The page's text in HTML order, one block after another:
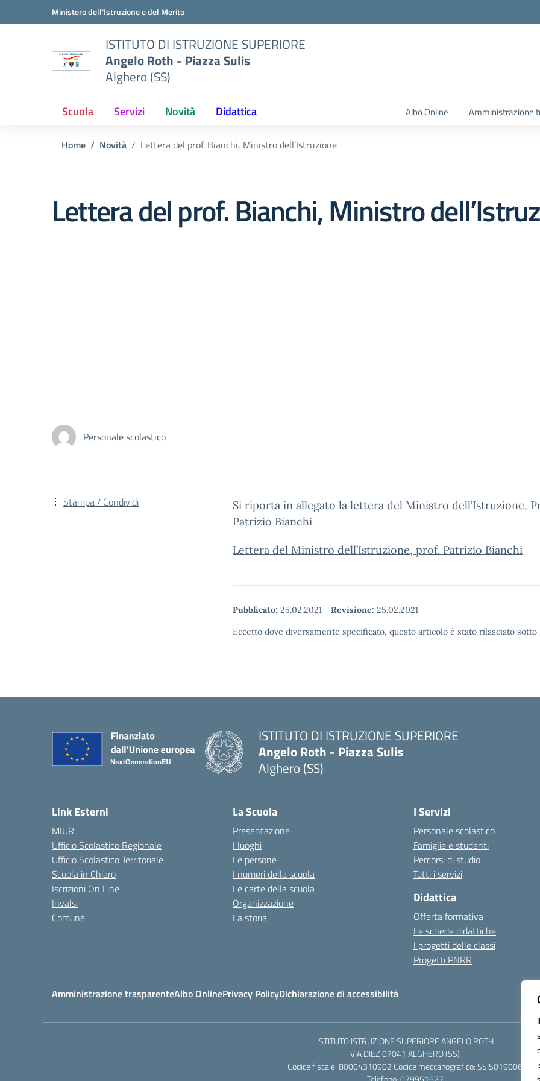
Vai ai contenuti
Vai al menu di navigazioneMinistero dell'Istruzione e del Merito
ISTITUTO DI ISTRUZIONE SUPERIORE
Angelo Roth - Piazza Sulis
Alghero (SS)
Scuola Servizi Novità Didattica Albo Online Amministrazione
Home Novità Lettera del prof. Bianchi, Ministro dell’Istruzione
Lettera del prof. Bianchi, Ministro
Personale scolastico
Si riporta in allegato la lettera del Ministro dell’Istruzione,
Patrizio Bianchi
Lettera del Ministro dell’Istruzione, prof. Patrizio Bianchi
Pubblicato: 25.02.2021 - Revisione: 25.02.2021
Eccetto dove diversamente specificato, questo articolo è stato rilasciato
Stampa / Condividi
ISTITUTO DI ISTRUZIONE SUPERIORE
Angelo Roth - Piazza Sulis
Alghero (SS)
Link Esterni
MIUR
Ufficio Scolastico Regionale
Ufficio Scolastico Territoriale
Scuola in Chiaro
Iscrizioni On Line
Invalsi
Comune
La Scuola
Presentazione
I luoghi
Le persone
I numeri della scuola
Le carte della scuola
Organizzazione
La storia
I Servizi
Personale scolastico
Famiglie e studenti
Percorsi di studio
Tutti i servizi
Didattica
Offerta formativa
Le schede didattiche
I progetti delle classi
Progetti PNRR
Amministrazione trasparenteAlbo OnlinePrivacy PolicyDichiarazione di accessibilità
ISTITUTO ISTRUZIONE SUPERIORE ANGELO ROTH
VIA DIEZ 07041 ALGHERO (SS)
Codice fiscale: 80004310902 Codice meccanografico: SSIS019006